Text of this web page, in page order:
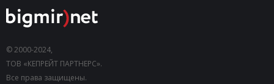
© 2000-2024,
ТОВ «КЕПРЕЙТ ПАРТНЕРС».
Все права защищены.